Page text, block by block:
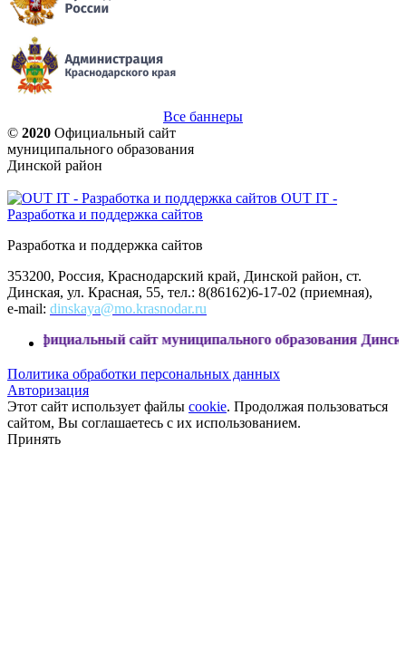
Все баннеры
© 2020 Официальный сайт
муниципального образования
Динской район
OUT IT -
Разработка и поддержка сайтов
Разработка и поддержка сайтов
353200, Россия, Краснодарский край, Динской район, ст.
Динская, ул. Красная, 55, тел.: 8(86162)6-17-02 (приемная),
e-mail: dinskaya@mo.krasnodar.ru
сайт муниципального образования Динской район
Политика обработки персональных данных
Авторизация
Этот сайт использует файлы cookie. Продолжая пользоваться
сайтом, Вы соглашаетесь с их использованием.
Принять